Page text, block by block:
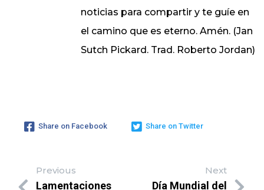
noticias para compartir y te guíe en
el camino que es eterno. Amén. (Jan
Sutch Pickard. Trad. Roberto Jordan)
Share on Facebook Share on Twitter
Previous
Lamentaciones
Next
Día Mundial del